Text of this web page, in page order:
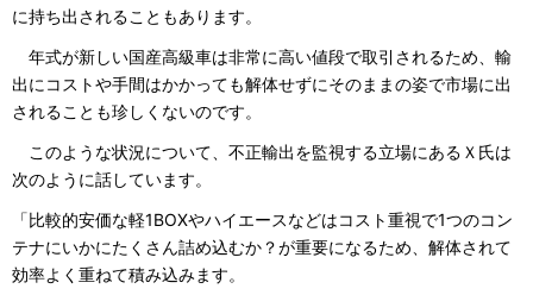
に持ち出されることもあります。
年式が新しい国産高級車は非常に高い値段で取引されるため、輸
出にコストや手間はかかっても解体せずにそのままの姿で市場に出
されることも珍しくないのです。
このような状況について、不正輸出を監視する立場にあるＸ氏は
次のように話しています。
「比較的安価な軽1BOXやハイエースなどはコスト重視で1つのコン
テナにいかにたくさん詰め込むか？が重要になるため、解体されて
効率よく重ねて積み込みます。